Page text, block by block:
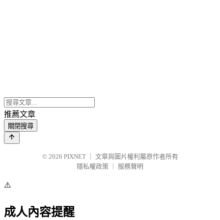
推薦文章
關閉搜尋
© 2026 PIXNET
文章與圖片權利屬原作者所有
隱私權政策
服務聲明
⚠️
成人內容提醒